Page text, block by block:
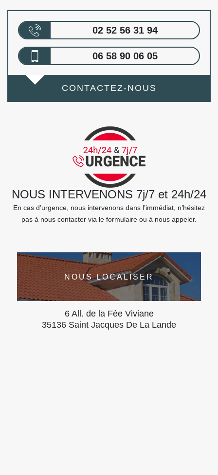
02 52 56 31 94
06 58 90 06 05
CONTACTEZ-NOUS
NOUS INTERVENONS 7j/7 et 24h/24
En cas d’urgence, nous intervenons dans l’immédiat, n’hésitez
pas à nous contacter via le formulaire ou à nous appeler.
NOUS LOCALISER
6 All. de la Fée Viviane
35136 Saint Jacques De La Lande